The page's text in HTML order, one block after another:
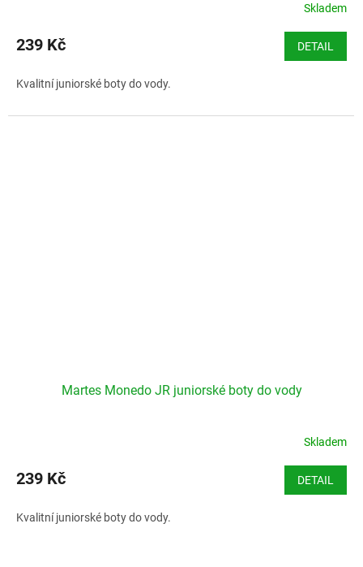
Skladem
239 Kč DETAIL
Kvalitní juniorské boty do vody.
Martes Monedo JR juniorské boty do vody
Skladem
239 Kč DETAIL
Kvalitní juniorské boty do vody.